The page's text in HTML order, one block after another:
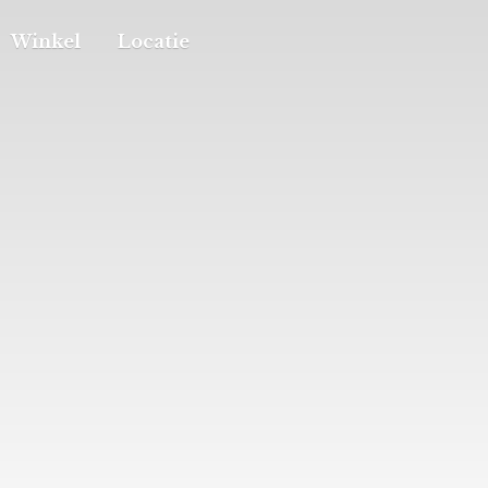
Winkel Locatie